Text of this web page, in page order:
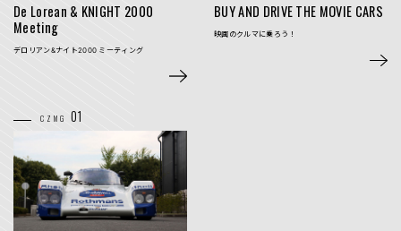
De Lorean & KNIGHT 2000
Meeting
デロリアン&ナイト2000 ミーティング
BUY AND DRIVETHE MOVIE CARS
映画のクルマに乗ろう！
CZMG 01